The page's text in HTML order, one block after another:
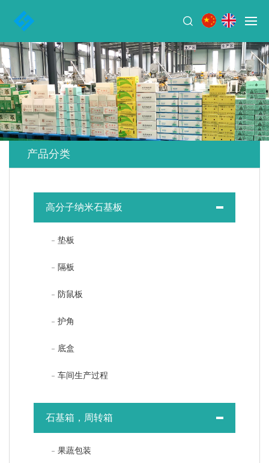
产品分类
高分子纳米石基板
垫板
隔板
防鼠板
护角
底盒
车间生产过程
石基箱，周转箱
果蔬包装